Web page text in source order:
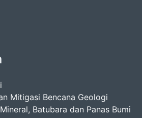
Mitigasi Bencana Geologi
Batubara dan Panas Bumi